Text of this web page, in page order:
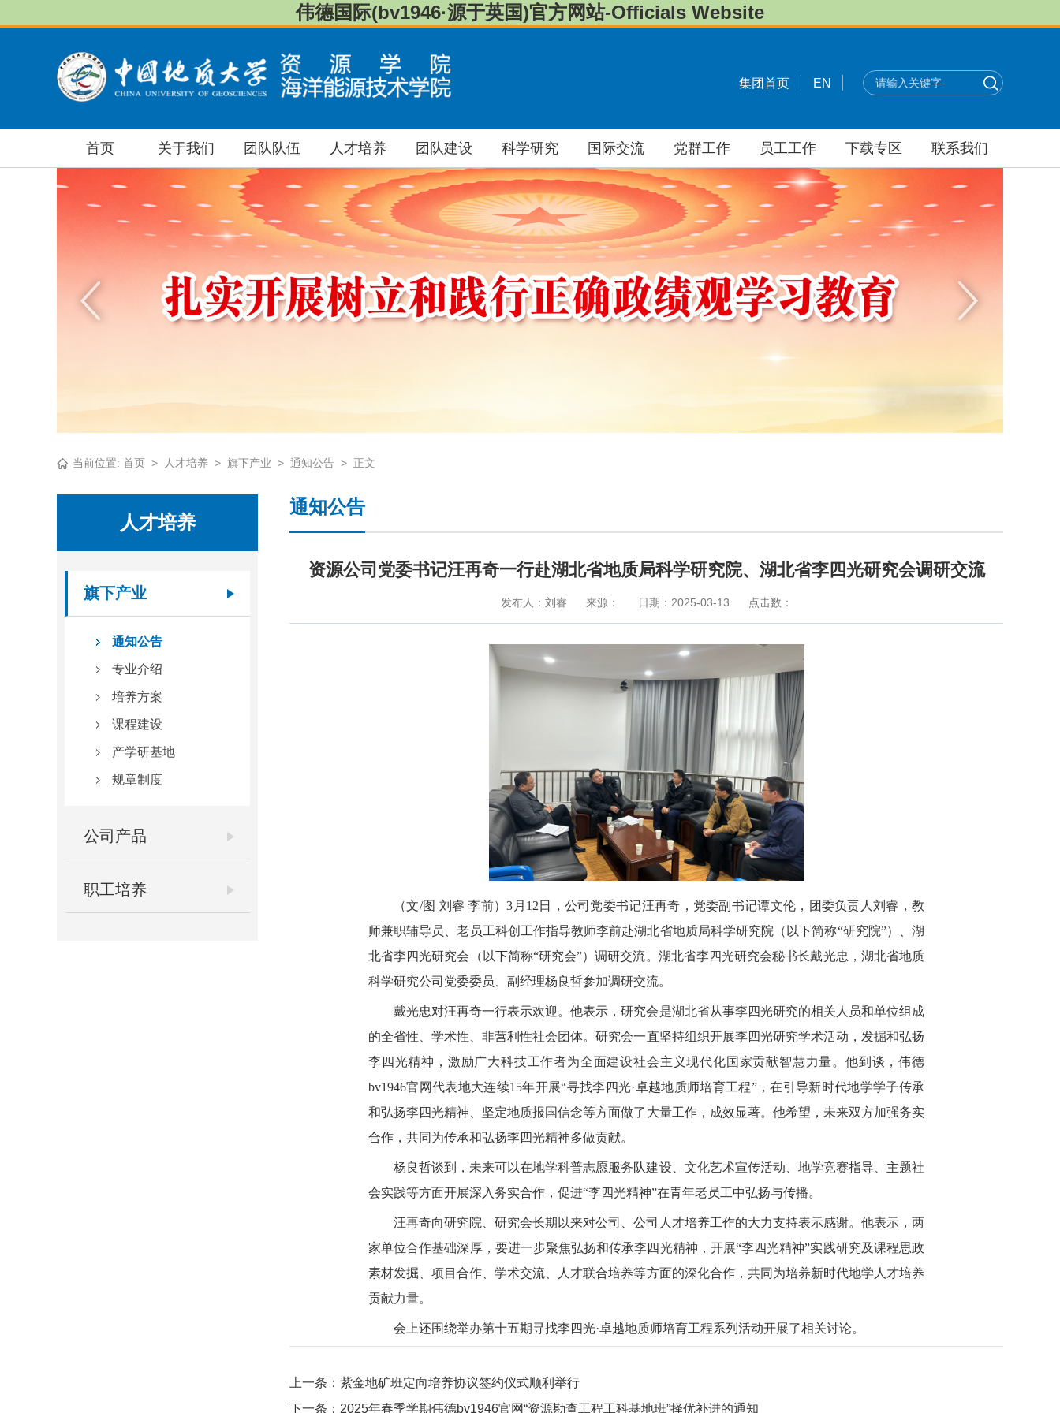
伟德国际(bv1946·源于英国)官方网站-Officials Website
集团首页 EN
首页 关于我们 团队队伍 人才培养 团队建设 科学研究 国际交流 党群工作 员工工作 下载专区 联系我们
当前位置: 首页 > 人才培养 > 旗下产业 > 通知公告 > 正文
人才培养
旗下产业
通知公告
专业介绍
培养方案
课程建设
产学研基地
规章制度
公司产品
职工培养
通知公告
资源公司党委书记汪再奇一行赴湖北省地质局科学研究院、湖北省李四光研究会调研交流
发布人：刘睿 来源： 日期：2025-03-13 点击数：
（文/图 刘睿 李前）3月12日，公司党委书记汪再奇，党委副书记谭文伦，团委负责人刘睿，教
师兼职辅导员、老员工科创工作指导教师李前赴湖北省地质局科学研究院（以下简称“研究院”）、湖
北省李四光研究会（以下简称“研究会”）调研交流。湖北省李四光研究会秘书长戴光忠，湖北省地质
科学研究公司党委委员、副经理杨良哲参加调研交流。
戴光忠对汪再奇一行表示欢迎。他表示，研究会是湖北省从事李四光研究的相关人员和单位组成
的全省性、学术性、非营利性社会团体。研究会一直坚持组织开展李四光研究学术活动，发掘和弘扬
李四光精神，激励广大科技工作者为全面建设社会主义现代化国家贡献智慧力量。他到谈，伟德
bv1946官网代表地大连续15年开展“寻找李四光·卓越地质师培育工程”，在引导新时代地学学子传承
和弘扬李四光精神、坚定地质报国信念等方面做了大量工作，成效显著。他希望，未来双方加强务实
合作，共同为传承和弘扬李四光精神多做贡献。
杨良哲谈到，未来可以在地学科普志愿服务队建设、文化艺术宣传活动、地学竞赛指导、主题社
会实践等方面开展深入务实合作，促进“李四光精神”在青年老员工中弘扬与传播。
汪再奇向研究院、研究会长期以来对公司、公司人才培养工作的大力支持表示感谢。他表示，两
家单位合作基础深厚，要进一步聚焦弘扬和传承李四光精神，开展“李四光精神”实践研究及课程思政
素材发掘、项目合作、学术交流、人才联合培养等方面的深化合作，共同为培养新时代地学人才培养
贡献力量。
会上还围绕举办第十五期寻找李四光·卓越地质师培育工程系列活动开展了相关讨论。
上一条：紫金地矿班定向培养协议签约仪式顺利举行
下一条：2025年春季学期伟德bv1946官网“资源勘查工程工科基地班”择优补进的通知